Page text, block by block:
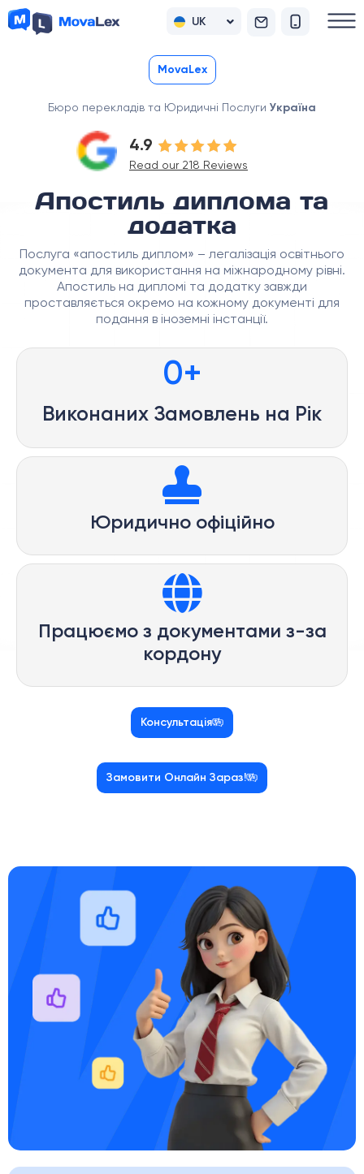
UK
RU
MovaLex
Бюро перекладів та Юридичні Послуги Україна
4.9
Read our 218 Reviews
Апостиль диплома та
додатка
Послуга «апостиль диплом» – легалізація освітнього
документа для використання на міжнародному рівні.
Апостиль на дипломі та додатку завжди
проставляється окремо на кожному документі для
подання в іноземні інстанції.
Виконаних Замовлень на Рік
0+
Юридично офіційно
Працюємо з документами з-за
кордону
Консультація
Замовити Онлайн Зараз!